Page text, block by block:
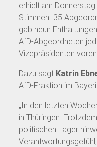
erhielt am
Stimmen. 35
gab neun
AfD-Abgeordneten
Vizepräsidenten
Dazu sagt Katrin
AfD-Fraktion im
„In den letzten
in Thüringen.
politischen Lager